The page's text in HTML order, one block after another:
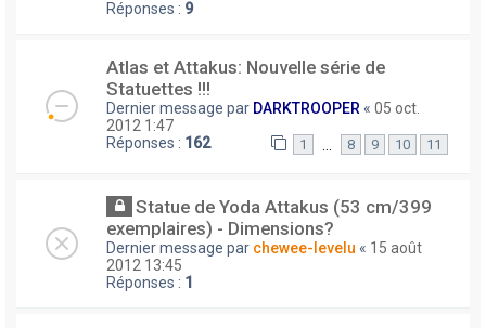
Réponses : 9
Atlas et Attakus: Nouvelle série de
Statuettes !!!
Dernier message par DARKTROOPER « 05 oct.
2012 1:47
Réponses : 162 1 8 9 10 11
Statue de Yoda Attakus (53 cm/399
exemplaires) - Dimensions?
Dernier message par chewee-levelu « 15 août
2012 13:45
Réponses : 1